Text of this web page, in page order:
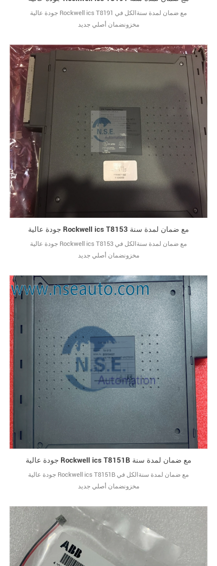
جودة عالية Rockwell ics T8191 مع ضمان لمدة سنةالكل في
مخزونضمان أصلي جديد
جودة عالية Rockwell ics T8153 مع ضمان لمدة سنة
جودة عالية Rockwell ics T8153 مع ضمان لمدة سنةالكل في
مخزونضمان أصلي جديد
جودة عالية Rockwell ics T8151B مع ضمان لمدة سنة
جودة عالية Rockwell ics T8151B مع ضمان لمدة سنةالكل في
مخزونضمان أصلي جديد